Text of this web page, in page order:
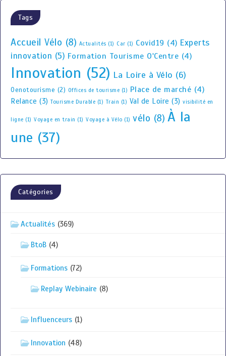
Tags
Accueil Vélo (8) Actualités (1) Car (1) Covid19 (4) Experts
innovation (5) Formation Tourisme O'Centre (4)
Innovation (52) La Loire à Vélo (6)
Oenotourisme (2) Offices de tourisme (1) Place de marché (4)
Relance (3) Tourisme Durable (1) Train (1) Val de Loire (3) visibilité en
ligne (1) Voyage en train (1) Voyage à Vélo (1) vélo (8) À la
une (37)
Catégories
Actualités (369)
BtoB (4)
Formations (72)
Replay Webinaire (8)
Influenceurs (1)
Innovation (48)